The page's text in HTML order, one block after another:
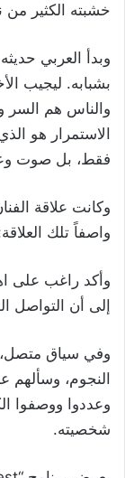
خشبته الكثير من
وبدأ العربي
بشبابه. ليجيب
والناس هم
الاستمرار هو
فقط، بل صوت
وكانت علاقة
واصفاً تلك
وأكد راغب على
إلى أن التواصل
وفي سياق متصل،
النجوم، وسألهم
وعددوا ووصفوا
شخصيته.